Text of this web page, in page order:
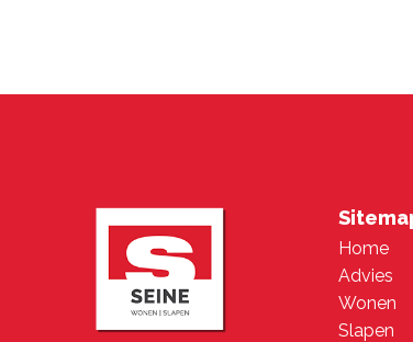
Home
Advies
Wonen
Slapen